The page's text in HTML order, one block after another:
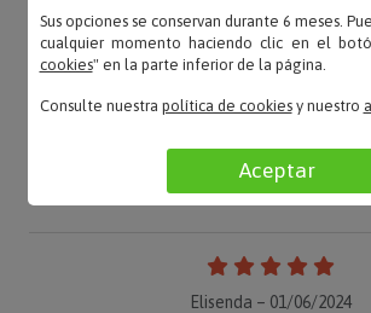
«Genial. Buena compra y bastante
entrega»
Elisenda – 01/06/2024
Sus opciones se conservan durante 6 meses.
cualquier momento haciendo clic en el
cookies" en la parte inferior de la página.
Consulte nuestra política de cookiesy nuestro
Aceptar